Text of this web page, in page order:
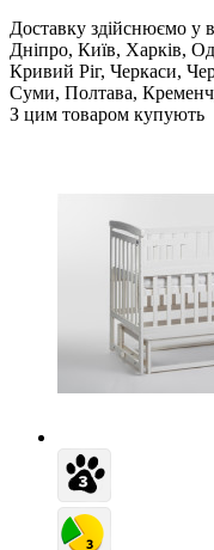
Доставку здійснюємо у
Дніпро, Київ, Харків,
Кривий Ріг, Черкаси,
Суми, Полтава,
З цим товаром купують